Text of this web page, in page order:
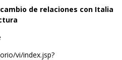
de relaciones con Italia
vi/index.jsp?